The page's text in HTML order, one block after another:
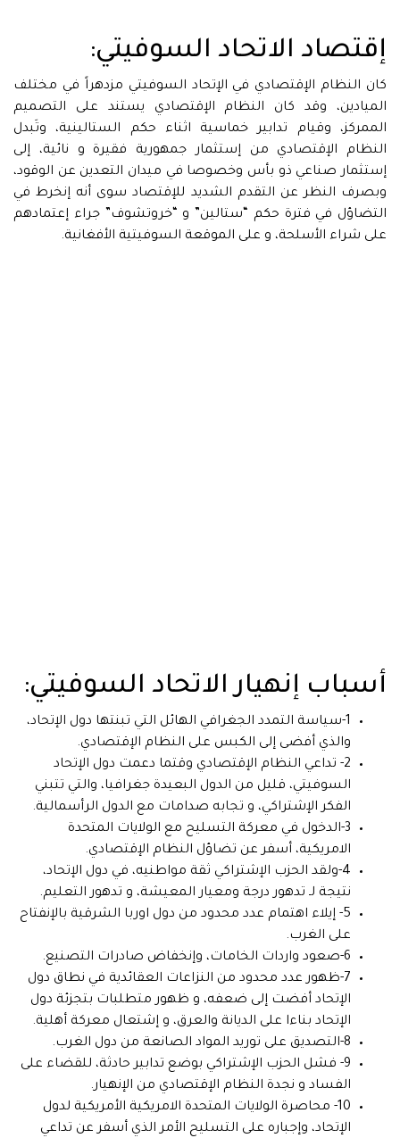
إقتصاد الاتحاد السوفيتي:
كان النظام الإقتصادي في الإتحاد السوفيتي مزدهراً في مختلف
الميادين، وقد كان النظام الإقتصادي يستند على التصميم
الممركز، وقيام تدابير خماسية اثناء حكم الستالينية، وتَبدل
النظام الإقتصادي من إستثمار جمهورية فقيرة و نائية، إلى
إستثمار صناعي ذو بأس وخصوصا في ميدان التعدين عن الوقود،
وبصرف النظر عن التقدم الشديد للإقتصاد سوى أنه إنخرط في
التضاؤل في فترة حكم “ستالين” و “خروتشوف” جراء إعتمادهم
على شراء الأسلحة، و على الموقعة السوفيتية الأفغانية.
أسباب إنهيار الاتحاد السوفيتي:
1-سياسة التمدد الجغرافي الهائل التي تبنتها دول الإتحاد،
والذي أفضى إلى الكبس على النظام الإقتصادي.
2- تداعي النظام الإقتصادي وقتما دعمت دول الإتحاد
السوفيتي، قليل من الدول البعيدة جغرافيا، والتي تتبني
الفكر الإشتراكي، و تجابه صدامات مع الدول الرأسمالية.
3-الدخول في معركة التسليح مع الولايات المتحدة
الامريكية، أسفر عن تضاؤل النظام الإقتصادي.
4-ولقد الحزب الإشتراكي ثقة مواطنيه، في دول الإتحاد،
نتيجة لـ تدهور درجة ومعيار المعيشة، و تدهور التعليم.
5- إيلاء اهتمام عدد محدود من دول اوربا الشرقية بالإنفتاح
على الغرب.
6-صعود واردات الخامات، وإنخفاض صادرات التصنيع.
7-ظهور عدد محدود من النزاعات العقائدية في نطاق دول
الإتحاد أفضت إلى ضعفه، و ظهور متطلبات بتجزئة دول
الإتحاد بناءا على الديانة والعرق، و إشتعال معركة أهلية.
8-التصديق على توريد المواد الصانعة من دول الغرب.
9- فشل الحزب الإشتراكي بوضع تدابير حادثة، للقضاء على
الفساد و نجدة النظام الإقتصادي من الإنهيار.
10- محاصرة الولايات المتحدة الامريكية الأمريكية لدول
الإتحاد، وإجباره على التسليح الأمر الذي أسفر عن تداعي